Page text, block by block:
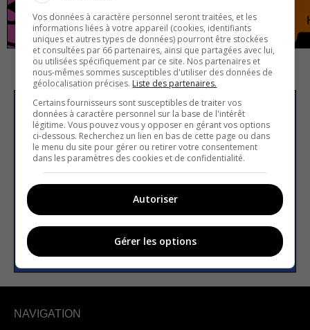
Pop culture True or false
Subscribe to our
newsletter
Email address
SUBSCRIBE
NAVIGATION
Vos données à caractère personnel seront traitées, et les
informations liées à votre appareil (cookies, identifiants
uniques et autres types de données) pourront être stockées
et consultées par 66 partenaires, ainsi que partagées avec lui,
ou utilisées spécifiquement par ce site. Nos partenaires et
nous-mêmes sommes susceptibles d'utiliser des données de
géolocalisation précises. Liste des partenaires.
Certains fournisseurs sont susceptibles de traiter vos
données à caractère personnel sur la base de l'intérêt
légitime. Vous pouvez vous y opposer en gérant vos options
ci-dessous. Recherchez un lien en bas de cette page ou dans
le menu du site pour gérer ou retirer votre consentement
dans les paramètres des cookies et de confidentialité.
Autoriser
Gérer les options